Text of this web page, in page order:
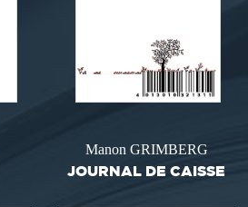
Manon GRIMBERG
JOURNAL DE CAISSE